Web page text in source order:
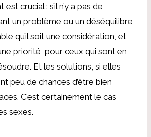
crucial : s’il n’y a pas de
un problème ou un déséquilibre,
qu’il soit une considération, et
priorité, pour ceux qui sont en
Et les solutions, si elles
peu de chances d’être bien
C’est certainement le cas
sexes.